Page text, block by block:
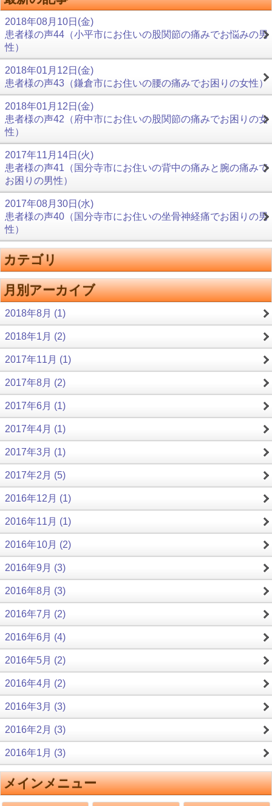
2018年08月10日(金)
患者様の声44（小平市にお住いの股関節の痛みでお悩みの男
性）
2018年01月12日(金)
患者様の声43（鎌倉市にお住いの腰の痛みでお困りの女性）
2018年01月12日(金)
患者様の声42（府中市にお住いの股関節の痛みでお困りの女
性）
2017年11月14日(火)
患者様の声41（国分寺市にお住いの背中の痛みと腕の痛みで
お困りの男性）
2017年08月30日(水)
患者様の声40（国分寺市にお住いの坐骨神経痛でお困りの男
性）
カテゴリ
月別アーカイブ
2018年8月 (1)
2018年1月 (2)
2017年11月 (1)
2017年8月 (2)
2017年6月 (1)
2017年4月 (1)
2017年3月 (1)
2017年2月 (5)
2016年12月 (1)
2016年11月 (1)
2016年10月 (2)
2016年9月 (3)
2016年8月 (3)
2016年7月 (2)
2016年6月 (4)
2016年5月 (2)
2016年4月 (2)
2016年3月 (3)
2016年2月 (3)
2016年1月 (3)
メインメニュー